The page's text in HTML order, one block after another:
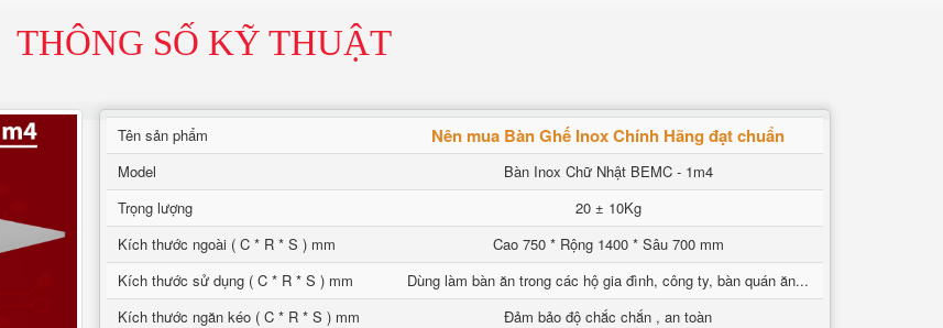
THÔNG SỐ KỸ THUẬT
Tên sản phẩm Nên mua Bàn Ghế Inox Chính Hãng đạt chuẩn
Model
Bàn Inox Chữ Nhật BEMC - 1m4
Trọng lượng
20 ± 10Kg
Kích thước ngoài ( C * R * S ) mm
Cao 750 * Rộng 1400 * Sâu 700 mm
Kích thước sử dụng ( C * R * S ) mm
Dùng làm bàn ăn trong các hộ gia đình, công ty, bàn quán ăn...
Kích thước ngăn kéo ( C * R * S ) mm
Đảm bảo độ chắc chắn , an toàn